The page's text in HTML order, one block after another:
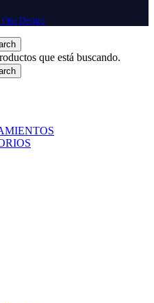
One Design
que está buscando.